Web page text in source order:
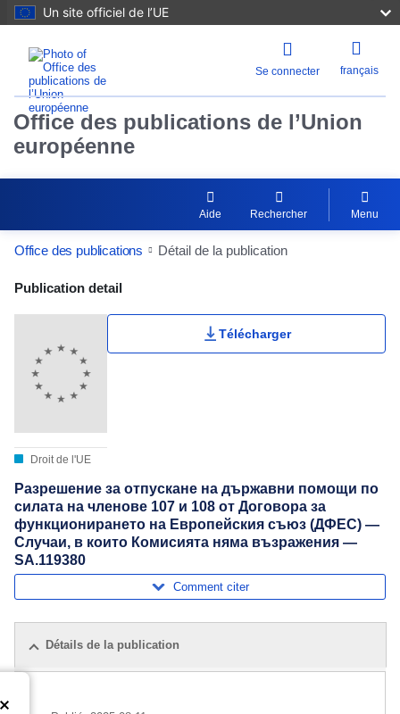
Un site officiel de l’UE
Se connecter français
Office des publications de l’Union
européenne
Aide Rechercher Menu
Office des publications Détail de la publication
Publication Detail Actions Portlet
Publication detail
Droit de l'UE
Télécharger
Разрешение за отпускане на държавни помощи по
силата на членове 107 и 108 от Договора за
функционирането на Европейския съюз (ДФЕС) —
Случаи, в които Комисията няма възражения —
SA.119380
Comment citer
Détails de la publication